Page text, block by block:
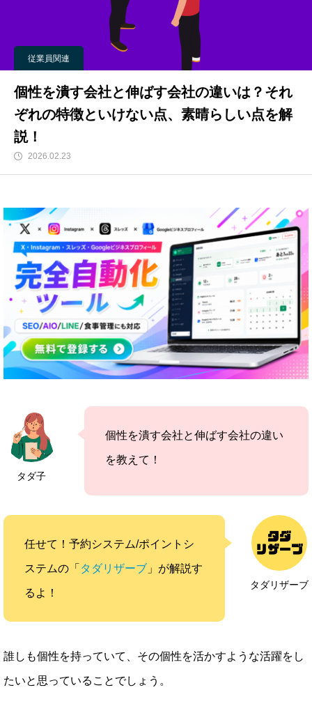
従業員関連
個性を潰す会社と伸ばす会社の違いは？それ
ぞれの特徴といけない点、素晴らしい点を解
説！
2026.02.23
タダ子
個性を潰す会社と伸ばす会社の違い
を教えて！
タダリザーブ
任せて！予約システム/ポイントシ
ステムの「 タダリザーブ 」が解説す
るよ！
誰しも個性を持っていて、その個性を活かすような活躍をし
たいと思っていることでしょう。